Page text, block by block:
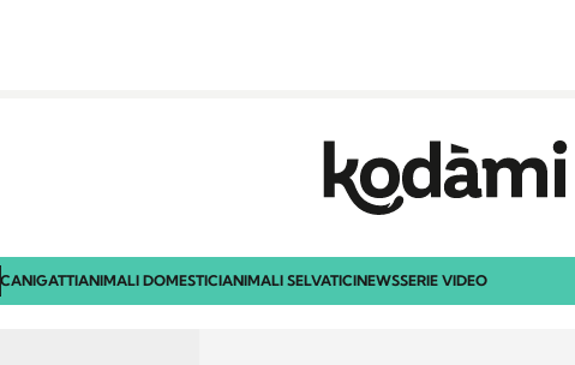
CANIGATTIANIMALI DOMESTICIANIMALI SELVATICINEWSSERIE VIDEO